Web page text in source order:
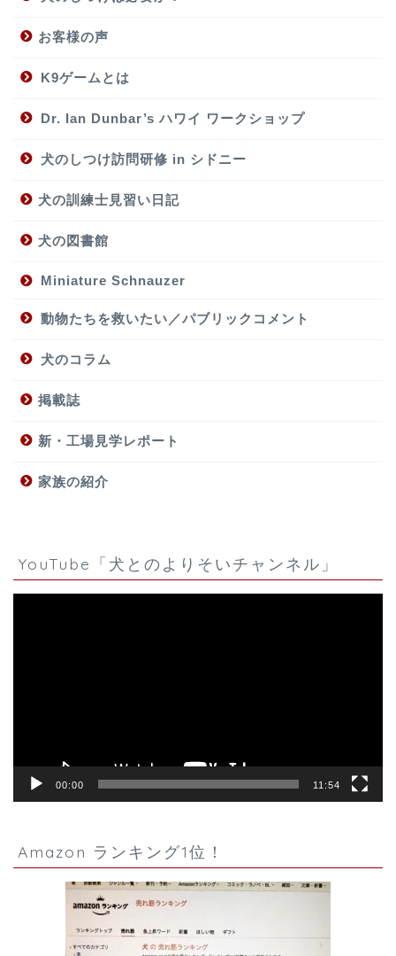
お客様の声
K9ゲームとは
Dr. Ian Dunbar’s ハワイ ワークショップ
犬のしつけ訪問研修 in シドニー
犬の訓練士見習い日記
犬の図書館
Miniature Schnauzer
動物たちを救いたい／パブリックコメント
犬のコラム
掲載誌
新・工場見学レポート
家族の紹介
YouTube「犬とのよりそいチャンネル」
00:00 11:54
Amazon ランキング1位！